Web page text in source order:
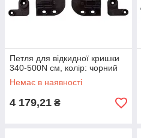
Петля для відкидної кришки
340-500N см, колір: чорний
Немає в наявності
4 179,21 ₴